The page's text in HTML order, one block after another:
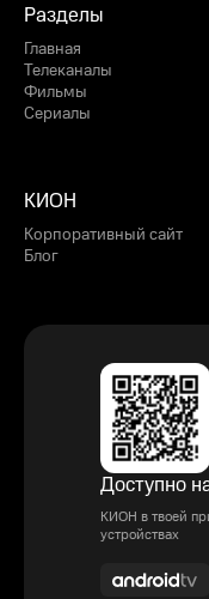
Разделы
Главная
Телеканалы
Фильмы
Сериалы
КИОН
Корпоративный сайт
Блог
Доступно
КИОН в твоей
устройствах